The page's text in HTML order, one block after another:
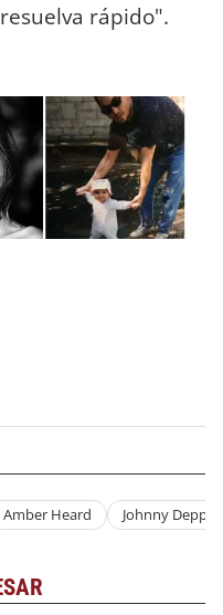
rápido".
Amber Heard Johnny Depp